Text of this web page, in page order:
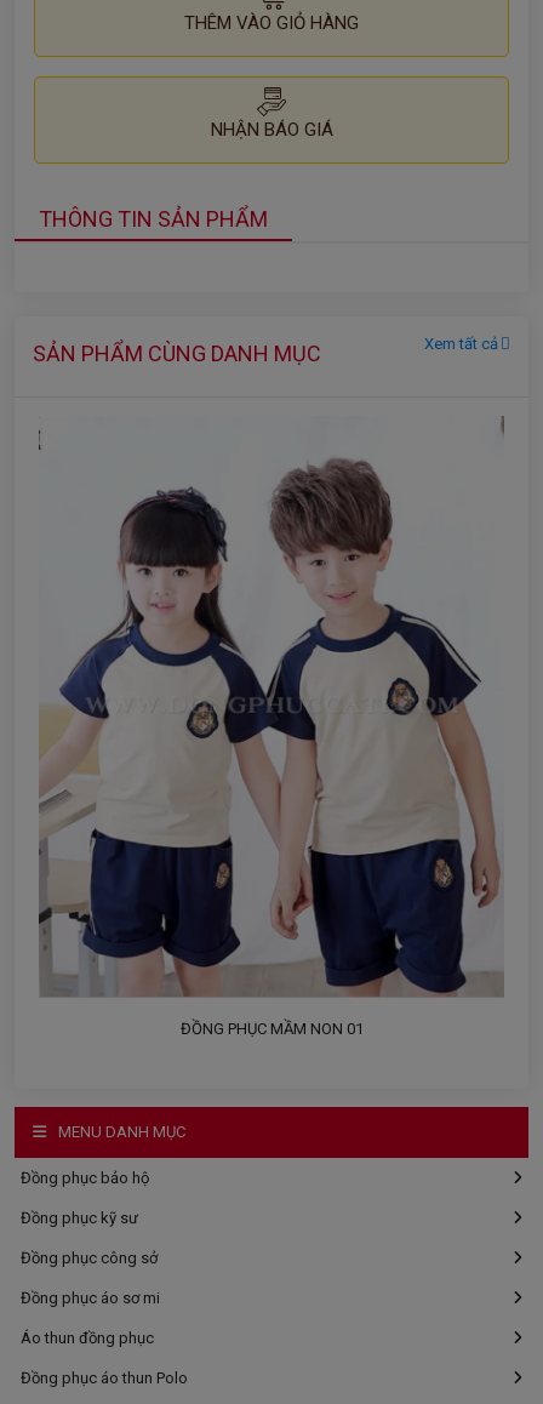
THÊM VÀO GIỎ HÀNG
NHẬN BÁO GIÁ
THÔNG TIN SẢN PHẨM
SẢN PHẨM CÙNG DANH MỤC Xem tất cả
ĐỒNG PHỤC MẦM NON 01
MENU DANH MỤC
Đồng phục bảo hộ
Đồng phục kỹ sư
Đồng phục công sở
Đồng phục áo sơ mi
Áo thun đồng phục
Đồng phục áo thun Polo